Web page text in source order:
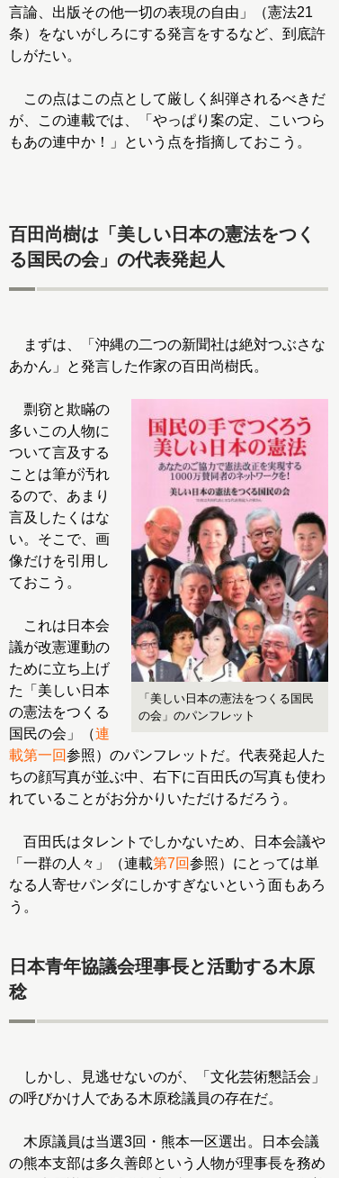
言論、出版その他一切の表現の自由」（憲法21
条）をないがしろにする発言をするなど、到底許
しがたい。
この点はこの点として厳しく糾弾されるべきだ
が、この連載では、「やっぱり案の定、こいつら
もあの連中か！」という点を指摘しておこう。
百田尚樹は「美しい日本の憲法をつく
る国民の会」の代表発起人
まずは、「沖縄の二つの新聞社は絶対つぶさな
あかん」と発言した作家の百田尚樹氏。
「美しい日本の憲法をつくる国民
の会」のパンフレット
剽窃と欺瞞の
多いこの人物に
ついて言及する
ことは筆が汚れ
るので、あまり
言及したくはな
い。そこで、画
像だけを引用し
ておこう。
これは日本会
議が改憲運動の
ために立ち上げ
た「美しい日本
の憲法をつくる
国民の会」（連
載第一回参照）のパンフレットだ。代表発起人た
ちの顔写真が並ぶ中、右下に百田氏の写真も使わ
れていることがお分かりいただけるだろう。
百田氏はタレントでしかないため、日本会議や
「一群の人々」（連載第7回参照）にとっては単
なる人寄せパンダにしかすぎないという面もあろ
う。
日本青年協議会理事長と活動する木原
稔
しかし、見逃せないのが、「文化芸術懇話会」
の呼びかけ人である木原稔議員の存在だ。
木原議員は当選3回・熊本一区選出。日本会議
の熊本支部は多久善郎という人物が理事長を務め